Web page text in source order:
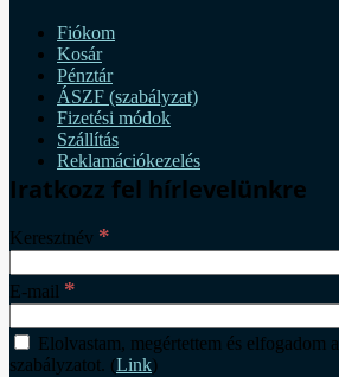
Fiókom
Kosár
Pénztár
ÁSZF (szabályzat)
Fizetési módok
Szállítás
Reklamációkezelés
Iratkozz fel hírlevelünkre
Keresztnév *
E-mail *
Elolvastam, megértettem és elfogadom
szabályzatot. (Link)